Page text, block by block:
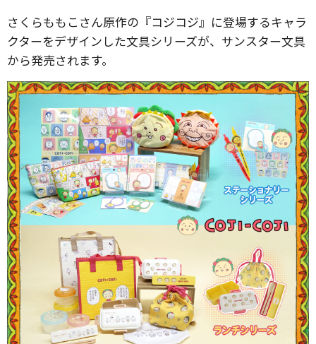
さくらももこさん原作の『コジコジ』に登場するキャラ
クターをデザインした文具シリーズが、サンスター文具
から発売されます。